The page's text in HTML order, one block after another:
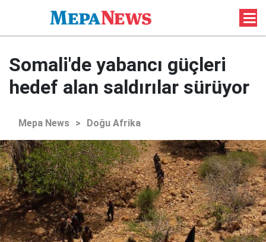
Somali'de yabancı güçleri
hedef alan saldırılar sürüyor
Mepa News > Doğu Afrika